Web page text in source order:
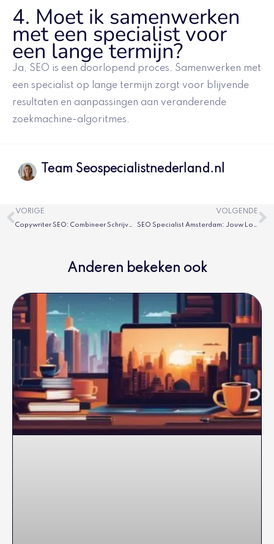
4. Moet ik samenwerken
met een specialist voor
een lange termijn?
Ja, SEO is een doorlopend proces. Samenwerken met
een specialist op lange termijn zorgt voor blijvende
resultaten en aanpassingen aan veranderende
zoekmachine-algoritmes.
Team Seospecialistnederland.nl
Vorige
VORIGE VOLGENDE
Anderen bekeken ook